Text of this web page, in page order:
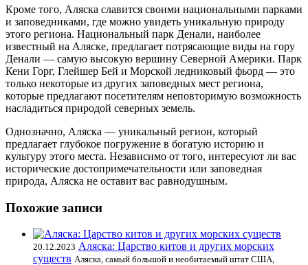
Кроме того, Аляска славится своими национальными парками
и заповедниками, где можно увидеть уникальную природу
этого региона. Национальный парк Денали, наиболее
известный на Аляске, предлагает потрясающие виды на гору
Денали — самую высокую вершину Северной Америки. Парк
Кени Горг, Глейшер Бей и Морской ледниковый фьорд — это
только некоторые из других заповедных мест региона,
которые предлагают посетителям неповторимую возможность
насладиться природой северных земель.
Однозначно, Аляска — уникальный регион, который
предлагает глубокое погружение в богатую историю и
культуру этого места. Независимо от того, интересуют ли вас
исторические достопримечательности или заповедная
природа, Аляска не оставит вас равнодушным.
Похожие записи
20.12.2023 Аляска: Царство китов и других морских
существ Аляска, самый большой и необитаемый штат США,